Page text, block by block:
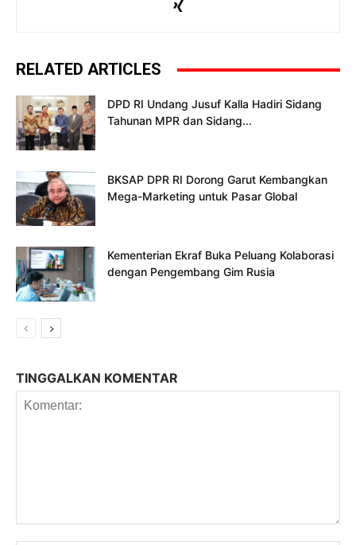
RELATED ARTICLES
DPD RI Undang Jusuf Kalla Hadiri Sidang
Tahunan MPR dan Sidang...
BKSAP DPR RI Dorong Garut Kembangkan
Mega-Marketing untuk Pasar Global
Kementerian Ekraf Buka Peluang Kolaborasi
dengan Pengembang Gim Rusia
TINGGALKAN KOMENTAR